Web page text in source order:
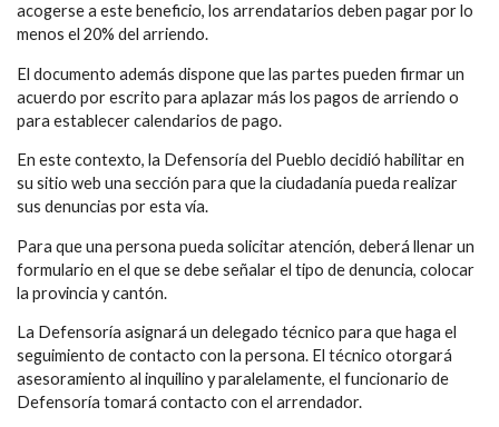
acogerse a este beneficio, los arrendatarios deben pagar por lo
menos el 20% del arriendo.
El documento además dispone que las partes pueden firmar un
acuerdo por escrito para aplazar más los pagos de arriendo o
para establecer calendarios de pago.
En este contexto, la Defensoría del Pueblo decidió habilitar en
su sitio web una sección para que la ciudadanía pueda realizar
sus denuncias por esta vía.
Para que una persona pueda solicitar atención, deberá llenar un
formulario en el que se debe señalar el tipo de denuncia, colocar
la provincia y cantón.
La Defensoría asignará un delegado técnico para que haga el
seguimiento de contacto con la persona. El técnico otorgará
asesoramiento al inquilino y paralelamente, el funcionario de
Defensoría tomará contacto con el arrendador.